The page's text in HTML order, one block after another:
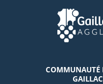
COMMUNAUTÉ